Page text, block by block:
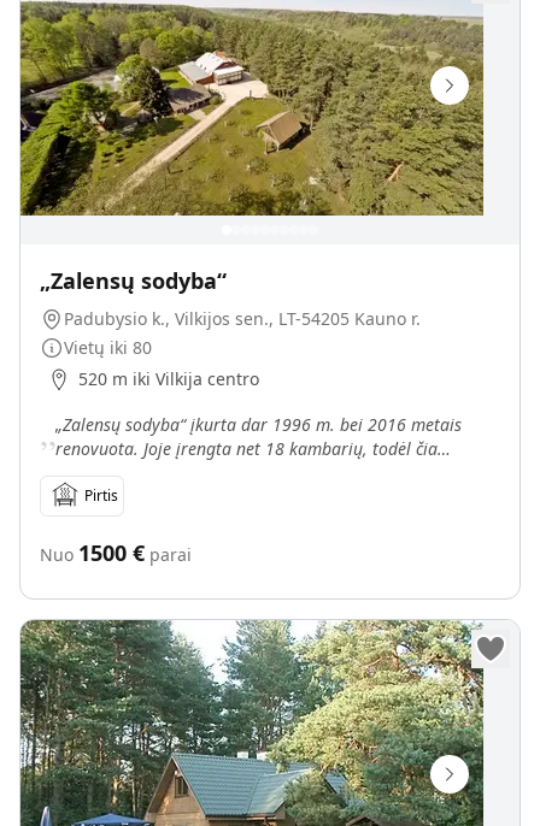
„Zalensų sodyba“
Padubysio k., Vilkijos sen., LT-54205 Kauno r.
Vietų iki 80
520 m iki Vilkija centro
„„Zalensų sodyba“ įkurta dar 1996 m. bei 2016 metais
renovuota. Joje įrengta net 18 kambarių, todėl čia
svečiuotis vienu metu gali 80 žmonių. Nuo Kauno sodyba
nu Pirtis
Nuo 1500 € parai